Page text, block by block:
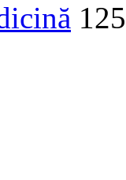
125